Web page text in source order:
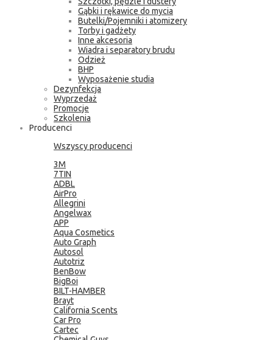
Gąbki i rękawice do mycia
Butelki/Pojemniki i atomizery
Torby i gadżety
Inne akcesoria
Wiadra i separatory brudu
Odzież
BHP
Wyposażenie studia
Dezynfekcja
Wyprzedaż
Promocje
Szkolenia
Producenci
Wszyscy producenci
3M
7TIN
ADBL
AirPro
Allegrini
Angelwax
APP
Aqua Cosmetics
Auto Graph
Autosol
Autotriz
BenBow
BigBoi
BILT-HAMBER
Brayt
California Scents
Car Pro
Cartec